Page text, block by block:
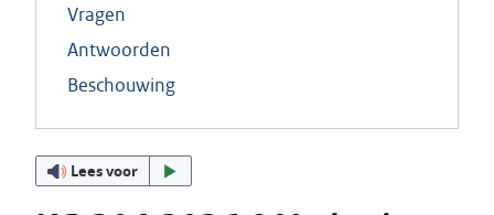
Vragen
Antwoorden
Beschouwing
Lees voor